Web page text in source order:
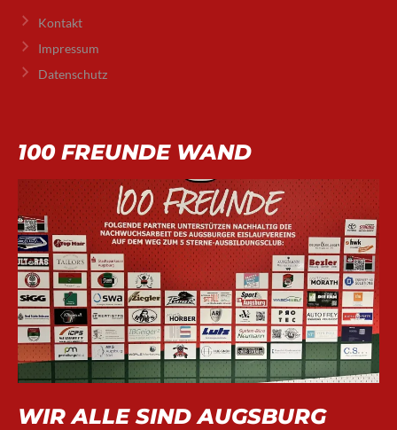
Kontakt
Impressum
Datenschutz
100 FREUNDE WAND
WIR ALLE SIND AUGSBURG